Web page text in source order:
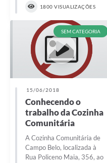
1800 VISUALIZAÇÕES
SEM CATEGORIA
15/06/2018
Conhecendo o
trabalho da Cozinha
Comunitária
A Cozinha Comunitária de
Campo Belo, localizada à
Rua Policeno Maia, 356, ao